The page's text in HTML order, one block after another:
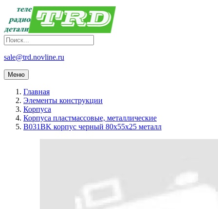
sale@trd.novline.ru
Меню
Главная
Элементы конструкции
Корпуса
Корпуса пластмассовые, металлические
B031BK корпус черный 80x55x25 металл